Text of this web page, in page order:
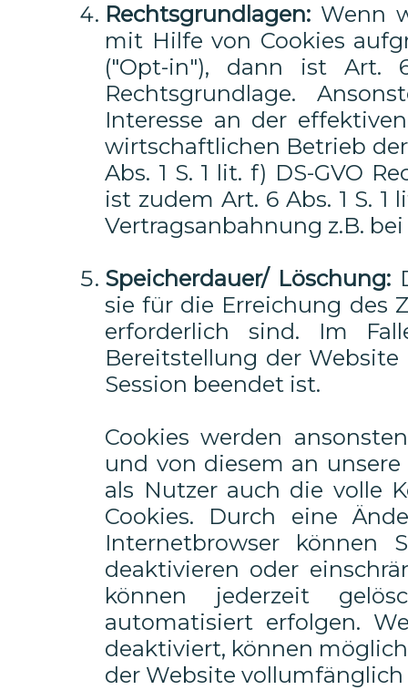
Rechtsgrundlagen: Wenn
mit Hilfe von Cookies
("Opt-in"), dann ist Art.
Rechtsgrundlage.
Interesse an der
wirtschaftlichen Betrieb der
Abs. 1 S. 1 lit. f) DS-GVO
ist zudem Art. 6 Abs. 1 S. 1
Vertragsanbahnung z.B.
Speicherdauer/ Löschung:
sie für die Erreichung des
erforderlich sind. Im
Bereitstellung der
Session beendet ist.
Cookies werden
und von diesem an
als Nutzer auch die volle
Cookies. Durch eine
Internetbrowser können
deaktivieren oder
können jederzeit
automatisiert erfolgen.
deaktiviert, können
der Website